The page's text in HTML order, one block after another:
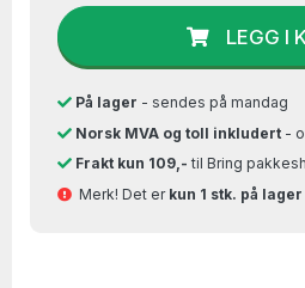
LEGG I
På lager - sendes på mandag
Norsk MVA og toll inkludert-
Frakt kun 109,- til Bring
Merk! Det er kun 1 stk. på lager